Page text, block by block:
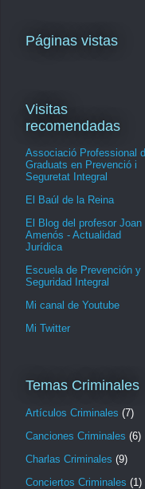
Páginas vistas
Visitas
recomendadas
Associació Professional
Graduats en Prevenció i
Seguretat Integral
El Baúl de la Reina
El Blog del profesor Joan
Amenós - Actualidad
Jurídica
Escuela de Prevención y
Seguridad Integral
Mi canal de Youtube
Mi Twitter
Temas Criminales
Artículos Criminales (7)
Canciones Criminales (6)
Charlas Criminales (9)
Conciertos Criminales (1)